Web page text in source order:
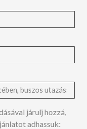
járulj hozzá,
adhassuk: